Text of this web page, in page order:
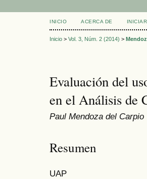
INICIO ACERCA DE
Inicio > Vol. 3, Núm. 2 (2014) >
Evaluación del
en el Análisis de
Paul Mendoza del Carpio
Resumen
UAP